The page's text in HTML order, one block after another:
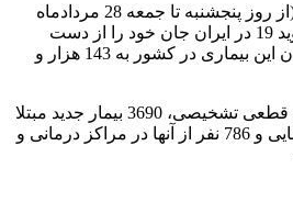
در طول 24 ساعت گذشته (از روز پنجشنبه تا جمعه 28 مردادماه
1401)، 66 بیمار مبتلا به کووید 19 در ایران جان خود را از دست
داده‌اند و مجموع جان‌باختگان این بیماری در کشور به 143 هزار و
همچنین براساس معیارهای قطعی تشخیصی، 3690 بیمار جدید مبتلا
به کووید 19 در کشور شناسایی و 786 نفر از آنها در مراکز درمانی و